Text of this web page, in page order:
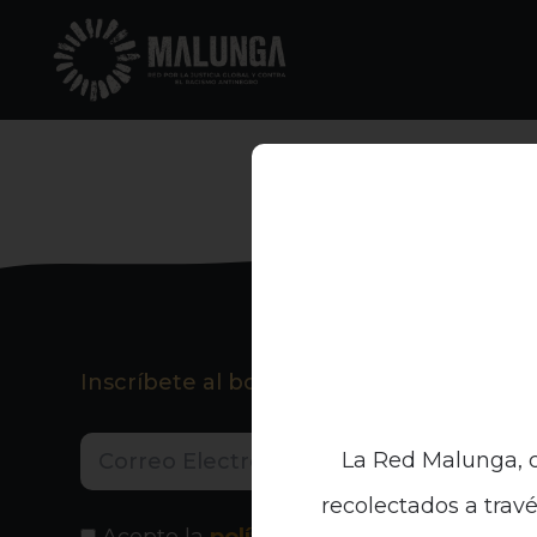
Inscríbete al boletín informativo
La Red Malunga,
recolectados a